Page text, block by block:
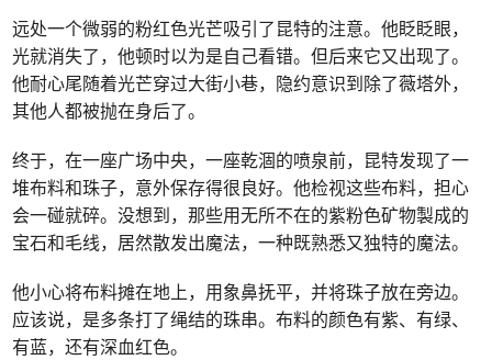
远处一个微弱的粉红色光芒吸引了昆特的注意。他眨眨眼，
光就消失了，他顿时以为是自己看错。但后来它又出现了。
他耐心尾随着光芒穿过大街小巷，隐约意识到除了薇塔外，
其他人都被抛在身后了。
终于，在一座广场中央，一座乾涸的喷泉前，昆特发现了一
堆布料和珠子，意外保存得很良好。他检视这些布料，担心
会一碰就碎。没想到，那些用无所不在的紫粉色矿物製成的
宝石和毛线，居然散发出魔法，一种既熟悉又独特的魔法。
他小心将布料摊在地上，用象鼻抚平，并将珠子放在旁边。
应该说，是多条打了绳结的珠串。布料的颜色有紫、有绿、
有蓝，还有深血红色。